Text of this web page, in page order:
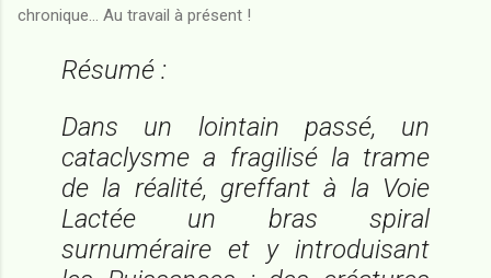
chronique... Au travail à présent !
Résumé :
Dans un lointain passé, un
cataclysme a fragilisé la trame
de la réalité, greffant à la Voie
Lactée un bras spiral
surnuméraire et y introduisant